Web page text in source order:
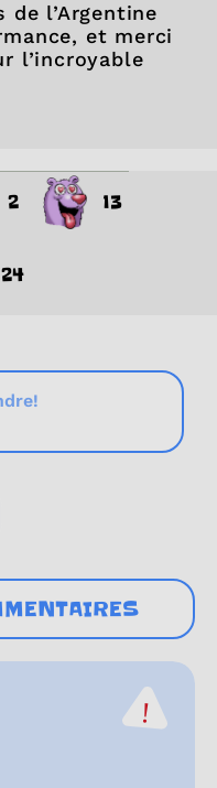
l’Argentine
et merci
l’incroyable
2 13
24